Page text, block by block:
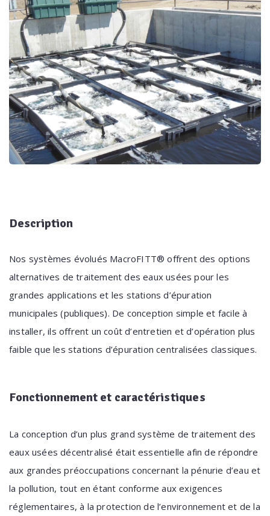
Description
Nos systèmes évolués MacroFITT® offrent des options
alternatives de traitement des eaux usées pour les
grandes applications et les stations d’épuration
municipales (publiques). De conception simple et facile à
installer, ils offrent un coût d’entretien et d’opération plus
faible que les stations d’épuration centralisées classiques.
Fonctionnement et caractéristiques
La conception d’un plus grand système de traitement des
eaux usées décentralisé était essentielle afin de répondre
aux grandes préoccupations concernant la pénurie d’eau et
la pollution, tout en étant conforme aux exigences
réglementaires, à la protection de l’environnement et de la